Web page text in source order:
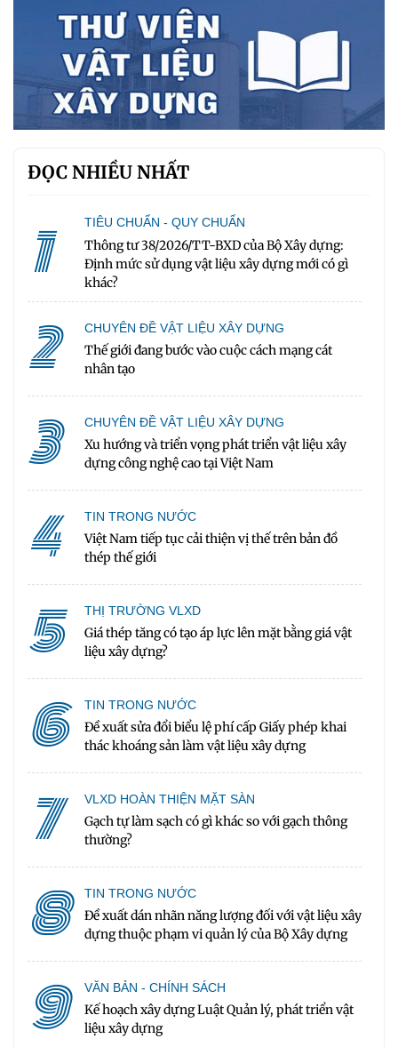
ĐỌC NHIỀU NHẤT
1 TIÊU CHUẨN - QUY CHUẨN
Thông tư 38/2026/TT-BXD của Bộ Xây dựng:
Định mức sử dụng vật liệu xây dựng mới có gì
khác?
2 CHUYÊN ĐỀ VẬT LIỆU XÂY DỰNG
Thế giới đang bước vào cuộc cách mạng cát
nhân tạo
3 CHUYÊN ĐỀ VẬT LIỆU XÂY DỰNG
Xu hướng và triển vọng phát triển vật liệu xây
dựng công nghệ cao tại Việt Nam
4 TIN TRONG NƯỚC
Việt Nam tiếp tục cải thiện vị thế trên bản đồ
thép thế giới
5 THỊ TRƯỜNG VLXD
Giá thép tăng có tạo áp lực lên mặt bằng giá vật
liệu xây dựng?
6 TIN TRONG NƯỚC
Đề xuất sửa đổi biểu lệ phí cấp Giấy phép khai
thác khoáng sản làm vật liệu xây dựng
7 VLXD HOÀN THIỆN MẶT SÀN
Gạch tự làm sạch có gì khác so với gạch thông
thường?
8 TIN TRONG NƯỚC
Đề xuất dán nhãn năng lượng đối với vật liệu xây
dựng thuộc phạm vi quản lý của Bộ Xây dựng
9 VĂN BẢN - CHÍNH SÁCH
Kế hoạch xây dựng Luật Quản lý, phát triển vật
liệu xây dựng